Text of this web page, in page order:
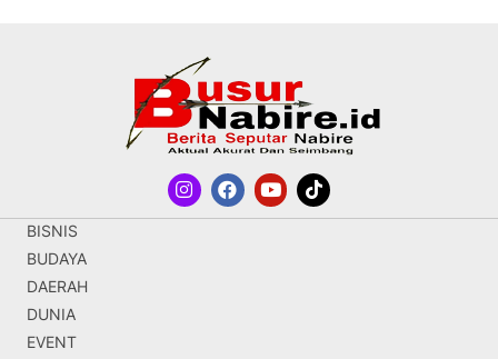
BISNIS
BUDAYA
DAERAH
DUNIA
EVENT